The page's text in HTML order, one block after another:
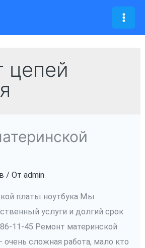
цепей
/ От admin
платы ноутбука Мы
услуги и долгий срок
11-45 Ремонт материнской
сложная работа, мало кто